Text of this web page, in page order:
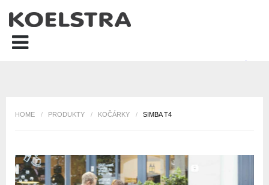
HOME / PRODUKTY / KOČÁRKY / SIMBA T4